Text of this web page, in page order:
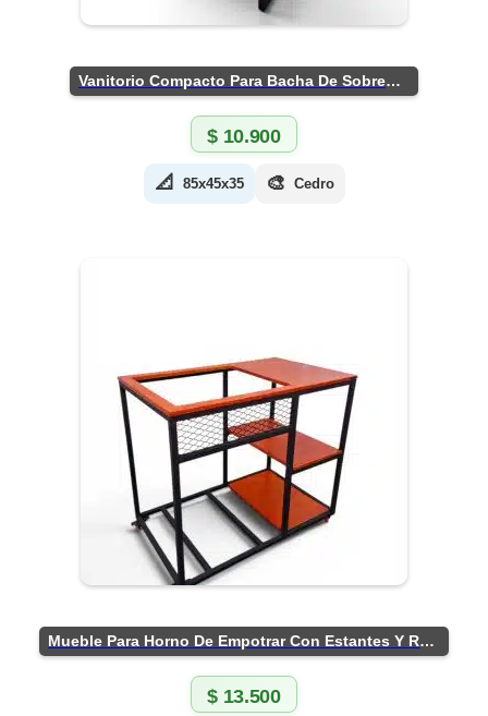
Vanitorio Compacto Para Bacha De Sobreponer
$10.900
📐 85x45x35 🎨 Cedro
Mueble Para Horno De Empotrar Con Estantes Y Ruedas
$13.500